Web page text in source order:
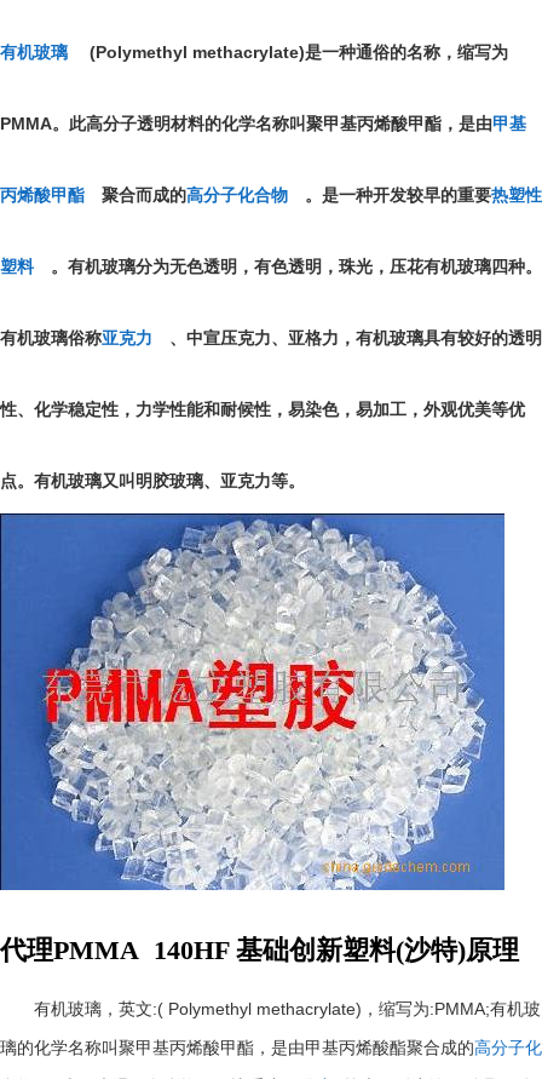
有机玻璃 (Polymethyl methacrylate)是一种通俗的名称，缩写为
PMMA。此高分子透明材料的化学名称叫聚甲基丙烯酸甲酯，是由甲基
丙烯酸甲酯 聚合而成的高分子化合物 。是一种开发较早的重要热塑性
塑料 。有机玻璃分为无色透明，有色透明，珠光，压花有机玻璃四种。
有机玻璃俗称亚克力 、中宣压克力、亚格力，有机玻璃具有较好的透明
性、化学稳定性，力学性能和耐候性，易染色，易加工，外观优美等优
点。有机玻璃又叫明胶玻璃、亚克力等。
代理PMMA 140HF 基础创新塑料(沙特)原理
有机玻璃，英文:( Polymethyl methacrylate) ，缩写为:PMMA;有机玻
璃的化学名称叫聚甲基丙烯酸甲酯，是由甲基丙烯酸酯聚合成的高分子化